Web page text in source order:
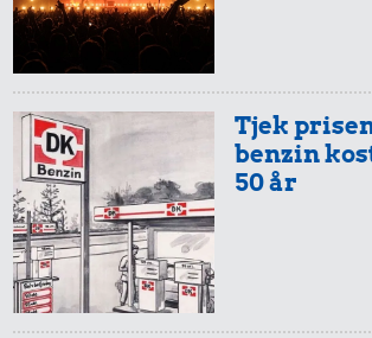
Tjek
benzin
50 år